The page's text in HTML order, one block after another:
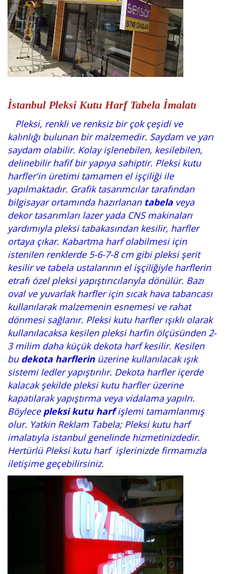
İstanbul Pleksi Kutu Harf Tabela İmalatı
Pleksi, renkli ve renksiz bir çok çeşidi ve
kalınlığı bulunan bir malzemedir. Saydam ve yarı
saydam olabilir. Kolay işlenebilen, kesilebilen,
delinebilir hafif bir yapıya sahiptir. Pleksi kutu
harfler'in üretimi tamamen el işçiliği ile
yapılmaktadır. Grafik tasarımcılar tarafından
bilgisayar ortamında hazırlanan tabelaveya
dekor tasarımları lazer yada CNS makinaları
yardımıyla pleksi tabakasından kesilir, harfler
ortaya çıkar. Kabartma harf olabilmesi için
istenilen renklerde 5-6-7-8 cm gibi pleksi şerit
kesilir ve tabela ustalarının el işçiliğiyle harflerin
etrafı özel pleksi yapıştırıcılarıyla dönülür. Bazı
oval ve yuvarlak harfler için sıcak hava tabancası
kullanılarak malzemenin esnemesi ve rahat
dönmesi sağlanır. Pleksi kutu harfler ışıklı olarak
kullanılacaksa kesilen pleksi harfin ölçüsünden 2-
3 milim daha küçük dekota harf kesilir. Kesilen
bu dekota harflerinüzerine kullanılacak ışık
sistemi ledler yapıştırılır. Dekota harfler içerde
kalacak şekilde pleksi kutu harfler üzerine
kapatılarak yapıştırma veya vidalama yapılrı.
Böylece pleksi kutu harfişlemi tamamlanmış
olur. Yatkin Reklam Tabela; Pleksi kutu harf
imalatıyla istanbul genelinde hizmetinizdedir.
Hertürlü Pleksi kutu harf işlerinizde firmamızla
iletişime geçebilirsiniz.